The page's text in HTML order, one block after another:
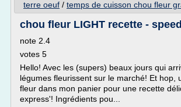
terre oeuf / temps de cuisson chou fleur
chou fleur LIGHT recette -
note 2.4
votes 5
Hello! Avec les (supers) beaux jours qui
légumes fleurissent sur le marché! Et hop,
fleur dans mon panier pour une recette
express'! Ingrédients pou...